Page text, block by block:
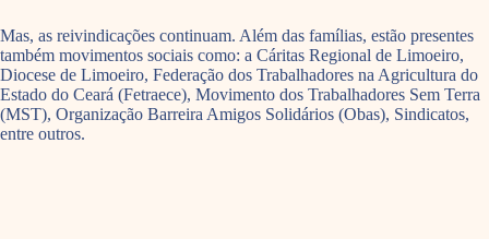
Mas, as reivindicações continuam. Além das famílias, estão presentes
também movimentos sociais como: a Cáritas Regional de Limoeiro,
Diocese de Limoeiro, Federação dos Trabalhadores na Agricultura do
Estado do Ceará (Fetraece), Movimento dos Trabalhadores Sem Terra
(MST), Organização Barreira Amigos Solidários (Obas), Sindicatos,
entre outros.